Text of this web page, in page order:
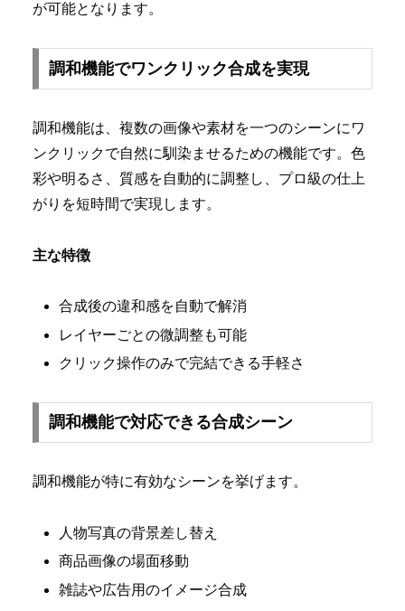
が可能となります。
調和機能でワンクリック合成を実現
調和機能は、複数の画像や素材を一つのシーンにワ
ンクリックで自然に馴染ませるための機能です。色
彩や明るさ、質感を自動的に調整し、プロ級の仕上
がりを短時間で実現します。
主な特徴
合成後の違和感を自動で解消
レイヤーごとの微調整も可能
クリック操作のみで完結できる手軽さ
調和機能で対応できる合成シーン
調和機能が特に有効なシーンを挙げます。
人物写真の背景差し替え
商品画像の場面移動
雑誌や広告用のイメージ合成